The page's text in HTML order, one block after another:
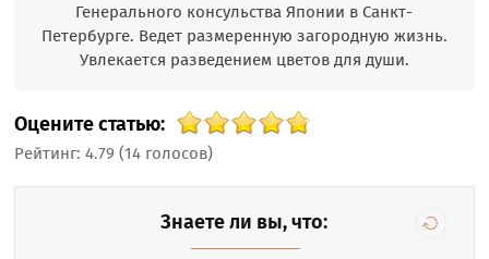
Генерального консульства Японии в Санкт-
Петербурге. Ведет размеренную загородную жизнь.
Увлекается разведением цветов для души.
Оцените статью:
Рейтинг:4.79 (14 голосов)
Знаете ли вы, что: